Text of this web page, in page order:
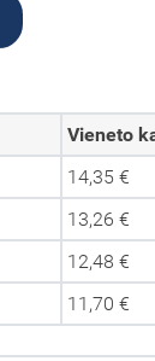
Vieneto
14,35 €
13,26 €
12,48 €
11,70 €